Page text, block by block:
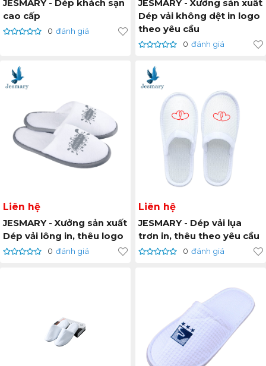
JESMARY - Dép khách sạn
cao cấp
0 đánh giá
JESMARY - Xưởng sản xuất
Dép vải không dệt in logo
theo yêu cầu
0 đánh giá
Liên hệ
JESMARY - Xưởng sản xuất
Dép vải lông in, thêu logo
0 đánh giá
Liên hệ
JESMARY - Dép vải lụa
trơn in, thêu theo yêu cầu
0 đánh giá